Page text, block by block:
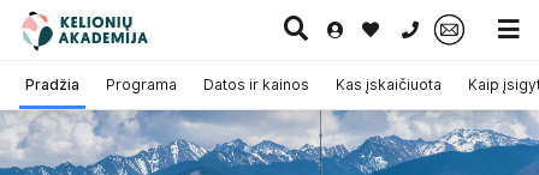
0 700 11007
Pradžia Programa Datos ir kainos Kas įskaičiuota Kaip